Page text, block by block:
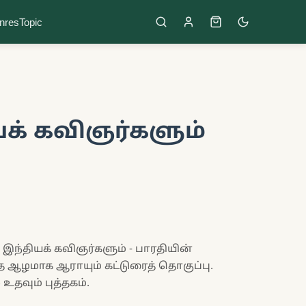
Topic
கவிஞர்களும்
இந்தியக் கவிஞர்களும் - பாரதியின்
ஆழமாக ஆராயும் கட்டுரைத் தொகுப்பு.
உதவும் புத்தகம்.